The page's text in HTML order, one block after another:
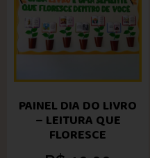
PAINEL DIA DO LIVRO
– LEITURA QUE
FLORESCE